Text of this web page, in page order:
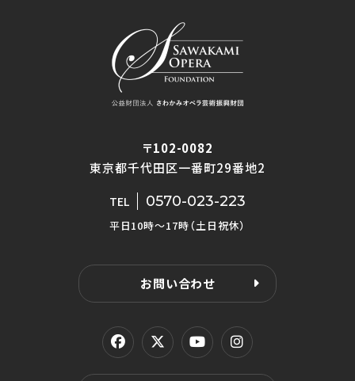
〒102-0082
東京都千代田区一番町29番地2
TEL 0570-023-223
平日10時〜17時（土日祝休）
お問い合わせ